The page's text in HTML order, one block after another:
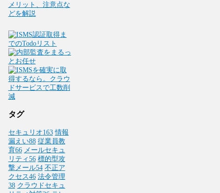
メリット、注意点な
どを解説
タグ
セキュリオ163 情報
漏えい88 従業員教
育66 メールセキュ
リティ 56 標的型攻
撃メール54 不正ア
クセス46 法令管理
38 クラウドセキュ